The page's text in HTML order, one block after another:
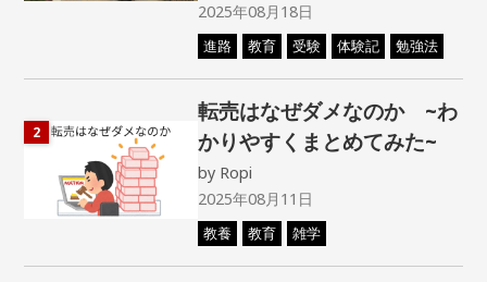
2025年08月18日
進路 教育 受験 体験記 勉強法
2
転売はなぜダメなのか ~わ
かりやすくまとめてみた~
by Ropi
2025年08月11日
教養 教育 雑学